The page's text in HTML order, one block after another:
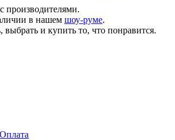
производителями.
в нашем шоу-руме.
и купить то, что понравится.
Оплата